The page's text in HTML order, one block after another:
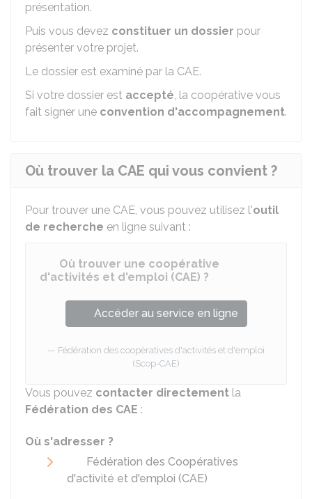
présentation.
Puis vous devez constituer un dossier pour
présenter votre projet.
Le dossier est examiné par la CAE.
Si votre dossier est accepté, la coopérative vous
fait signer une convention d'accompagnement.
Où trouver la CAE qui vous convient ?
Pour trouver une CAE, vous pouvez utilisez l'outil
de recherche en ligne suivant :
Où trouver une coopérative
d'activités et d'emploi (CAE) ?
Accéder au service en ligne
Fédération des coopératives d'activités et d'emploi
(Scop-CAE)
Vous pouvez contacter directement la
Fédération des CAE :
Où s'adresser ?
Fédération des Coopératives
d'activité et d'emploi (CAE)